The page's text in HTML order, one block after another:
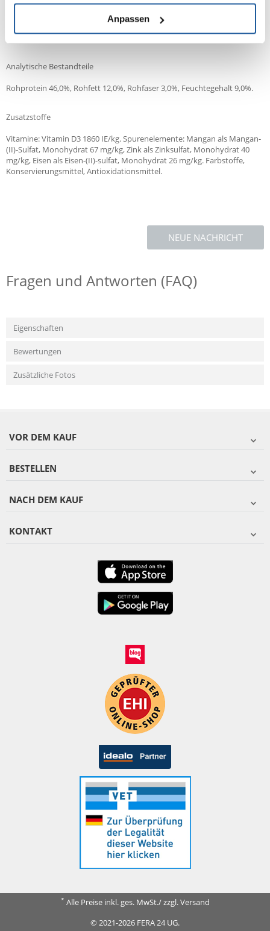
Anpassen
Fisch und Fischnebenerzeugnisse, Pflanzliche Eiweißextrakte, Getreide,
Hefen, Öle und Fette, Weich- und Krebstiere, Algen (Spirulina 1,1%),
Zucker (Oligofructose 1,0%).
Analytische Bestandteile
Rohprotein 46,0%, Rohfett 12,0%, Rohfaser 3,0%, Feuchtegehalt 9,0%.
Zusatzstoffe
Vitamine: Vitamin D3 1860 IE/kg. Spurenelemente: Mangan als Mangan-
(II)-Sulfat, Monohydrat 67 mg/kg, Zink als Zinksulfat, Monohydrat 40
mg/kg, Eisen als Eisen-(II)-sulfat, Monohydrat 26 mg/kg. Farbstoffe,
Konservierungsmittel, Antioxidationsmittel.
NEUE NACHRICHT
Fragen und Antworten (FAQ)
Eigenschaften
Bewertungen
Zusätzliche Fotos
VOR DEM KAUF
BESTELLEN
NACH DEM KAUF
KONTAKT
* Alle Preise inkl. ges. MwSt./ zzgl. Versand
© 2021-2026 FERA 24 UG.